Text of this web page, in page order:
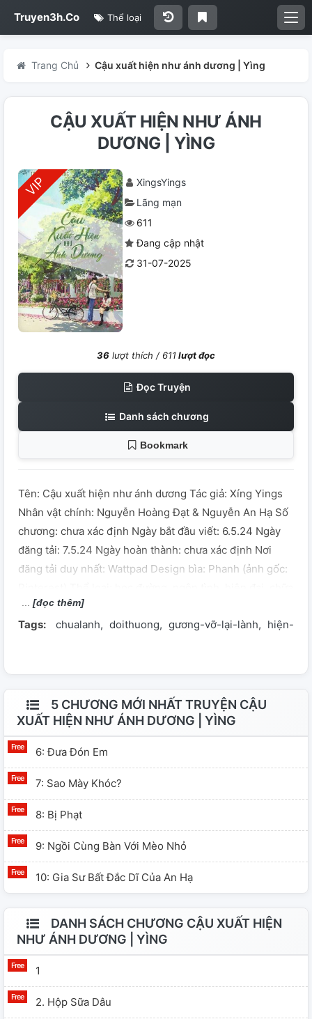
Truyen3h.Co Thể loại
Trang Chủ Cậu xuất hiện như ánh dương | Yìng
CẬU XUẤT HIỆN NHƯ ÁNH
DƯƠNG | YÌNG
XingsYings
Lãng mạn
611
Đang cập nhật
31-07-2025
36 lượt thích / 611lượt đọc
Đọc Truyện
Danh sách chương
Bookmark
Tên: Cậu xuất hiện như ánh dương Tác giả: Xíng Yings
Nhân vật chính: Nguyễn Hoàng Đạt & Nguyễn An Hạ Số
chương: chưa xác định Ngày bắt đầu viết: 6.5.24 Ngày
đăng tải: 7.5.24 Ngày hoàn thành: chưa xác định Nơi
đăng tải duy nhất: Wattpad Design bìa: Phanh (ảnh gốc:
lành, gương vỡ lại lành, nam chính thô lỗ nhưng ấm áp,
nữ chính thông minh tốt tính. Tag: Học đường, gương vỡ
VAI TRÒ RIÊNG NÊN HÃY TÔN TRỌNG HỌ VÀ TÁC GIẢ.
MỌI THỨ CHỈ LÀ HƯ CẤU VÀ ĐỀU LÀ TRÍ TƯỞNG
TƯỢNG CỦA TÁC GIẢ. CÂU CHUYỆN HOÀN TOÀN LÀ
GIẢ.
[đọc thêm]
Tags: chualanh doithuong gương-vỡ-lại-lành hiện-đại
5 CHƯƠNG MỚI NHẤT TRUYỆN CẬU
XUẤT HIỆN NHƯ ÁNH DƯƠNG | YÌNG
6: Đưa Đón Em
7: Sao Mày Khóc?
8: Bị Phạt
9: Ngồi Cùng Bàn Với Mèo Nhỏ
10: Gia Sư Bất Đắc Dĩ Của An Hạ
DANH SÁCH CHƯƠNG CẬU XUẤT HIỆN
NHƯ ÁNH DƯƠNG | YÌNG
1
2. Hộp Sữa Dâu